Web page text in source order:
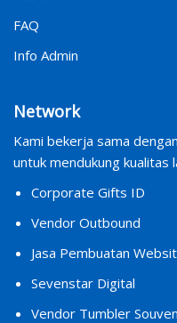
FAQ
Info Admin
Network
Kami bekerja sama
untuk mendukung kualitas
Corporate Gifts ID
Vendor Outbound
Jasa Pembuatan
Sevenstar Digital
Vendor Tumbler